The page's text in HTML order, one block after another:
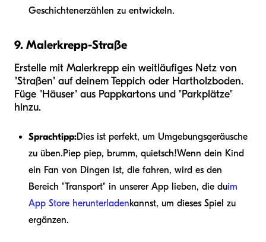
Geschichtenerzählen zu entwickeln.
9. Malerkrepp-Straße
Erstelle mit Malerkrepp ein weitläufiges Netz von
"Straßen" auf deinem Teppich oder Hartholzboden.
Füge "Häuser" aus Pappkartons und "Parkplätze"
hinzu.
Sprachtipp:Dies ist perfekt, um Umgebungsgeräusche
zu üben.Piep piep, brumm, quietsch!Wenn dein Kind
ein Fan von Dingen ist, die fahren, wird es den
Bereich "Transport" in unserer App lieben, die duim
App Store herunterladenkannst, um dieses Spiel zu
ergänzen.